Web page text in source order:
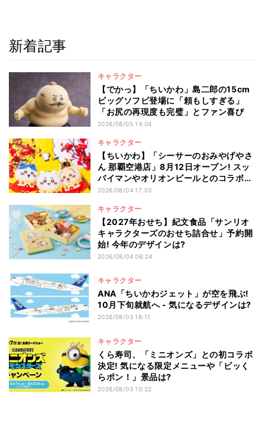
新着記事
キャラクター
【でかっ】「ちいかわ」島二郎の15cm
ビッグソフビ登場に「頼もしすぎる」
「お尻の再現度も完璧」とファン喜び
2026/08/05 14:04
キャラクター
【ちいかわ】「シーサーのおみやげやさ
ん 那覇空港店」8月12日オープン! スッ
パイマンやオリオンビールとのコラボ商
品一覧
2026/08/04 17:03
キャラクター
【2027年おせち】紀文食品「サンリオ
キャラクターズのおせち詰合せ」予約開
始! 今年のデザインは?
2026/08/04 06:24
キャラクター
ANA「ちいかわジェット」が空を飛ぶ!
10月下旬就航へ - 気になるデザインは?
2026/08/03 16:11
キャラクター
くら寿司、「ミニオンズ」との初コラボ
決定! 気になる限定メニューや「ビッく
らポン！」景品は?
2026/08/03 10:22